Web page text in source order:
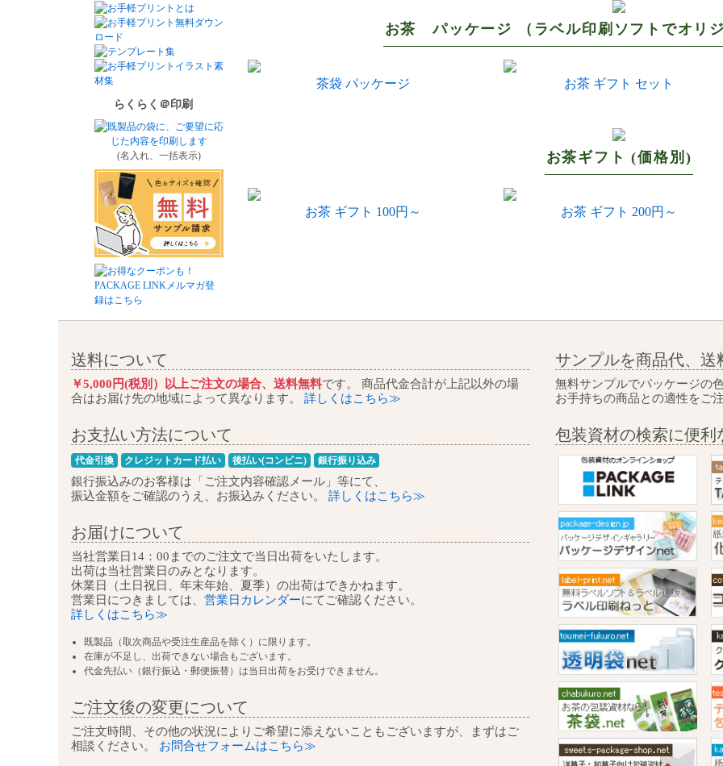
らくらく＠印刷
(名入れ、一括表示)
お茶 パッケージ （ラベル印刷ソフトでオリジ
茶袋 パッケージ お茶 ギフト セット
お茶ギフト (価格別)
お茶 ギフト 100円～ お茶 ギフト 200円～
送料について
￥5,000円(税別）以上ご注文の場合、送料無料です。 商品代金合計が上記以外の場
合はお届け先の地域によって異なります。
詳しくはこちら≫
お支払い方法について
代金引換 クレジットカード払い 後払い(コンビニ) 銀行振り込み
銀行振込みのお客様は 「ご注文内容確認メール」等にて、
振込金額をご確認のうえ、お振込みください。
詳しくはこちら≫
お届けについて
当社営業日14：00までのご注文で当日出荷をいたします。
出荷は当社営業日のみとなります。
休業日（土日祝日、年末年始、夏季）の出荷はできかねます。
営業日につきましては、 営業日カレンダーにて ご確認ください。
詳しくはこちら≫
既製品（取次商品や受注生産品を除く）に限ります。
在庫が不足し、出荷できない場合もございます。
代金先払い（銀行振込・郵便振替）は当日出荷をお受けできません。
ご注文後の変更について
ご注文時間、その他の状況によりご希望に添えないこともございますが、まずはご
相談ください。
お問合せフォームはこちら≫
サンプルを商品代、送
無料サンプルでパッケージの
お手持ちの商品との適性をご
包装資材の検索に便利